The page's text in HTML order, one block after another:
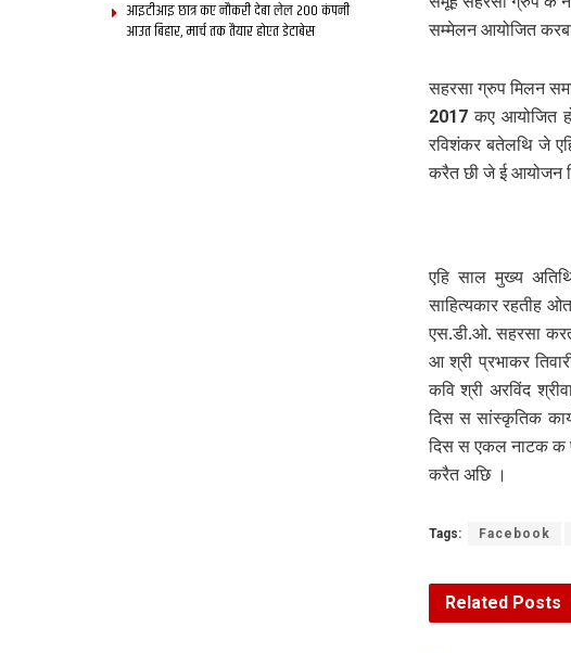
सम्मेलन आयोजित
सहरसा ग्रुप मिलन
2017 कए आयोजित
रविशंकर बतेलथि जे
करैत छी जे ई आयोजन
एहि साल मुख्य
साहित्यकार रहतीह
एस.डी.ओ. सहरसा
आ श्री प्रभाकर
कवि श्री अरविंद
दिस स सांस्कृतिक
दिस स एकल नाटक क
करैत अछि ।
Tags: Facebook
Related Posts
आइटीआइ छात्र कए नौकरी देबा लेल 200 कंपनी
आउत बिहार, मार्च तक तैयार होएत डेटाबेस